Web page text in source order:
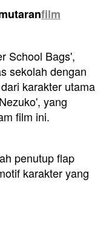
film
School Bags',
sekolah dengan
karakter utama
yang
film ini.
penutup flap
karakter yang